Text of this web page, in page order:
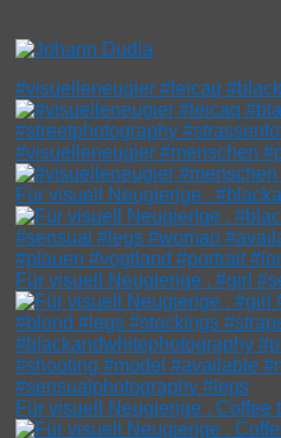
#visuelleneugier #leicaq
#visuelleneugier #menschen
Für visuell Neugierige .
Für visuell Neugierige . #girl
Für visuell Neugierige . Coffee